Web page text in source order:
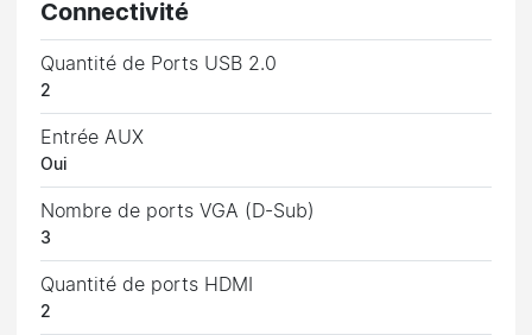
Connectivité
Quantité de Ports USB 2.0
2
Entrée AUX
Oui
Nombre de ports VGA (D-Sub)
3
Quantité de ports HDMI
2